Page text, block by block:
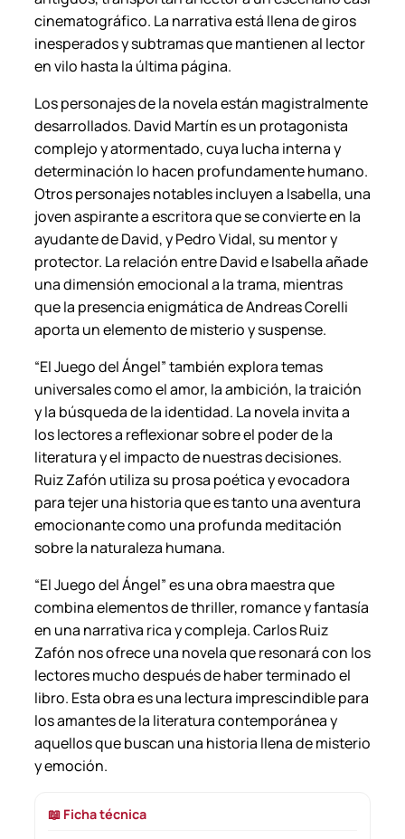
cinematográfico. La narrativa está llena de giros
inesperados y subtramas que mantienen al lector
en vilo hasta la última página.
Los personajes de la novela están magistralmente
desarrollados. David Martín es un protagonista
complejo y atormentado, cuya lucha interna y
determinación lo hacen profundamente humano.
Otros personajes notables incluyen a Isabella, una
joven aspirante a escritora que se convierte en la
ayudante de David, y Pedro Vidal, su mentor y
protector. La relación entre David e Isabella añade
una dimensión emocional a la trama, mientras
que la presencia enigmática de Andreas Corelli
aporta un elemento de misterio y suspense.
“El Juego del Ángel” también explora temas
universales como el amor, la ambición, la traición
y la búsqueda de la identidad. La novela invita a
los lectores a reflexionar sobre el poder de la
literatura y el impacto de nuestras decisiones.
Ruiz Zafón utiliza su prosa poética y evocadora
para tejer una historia que es tanto una aventura
emocionante como una profunda meditación
sobre la naturaleza humana.
“El Juego del Ángel” es una obra maestra que
combina elementos de thriller, romance y fantasía
en una narrativa rica y compleja. Carlos Ruiz
Zafón nos ofrece una novela que resonará con los
lectores mucho después de haber terminado el
libro. Esta obra es una lectura imprescindible para
los amantes de la literatura contemporánea y
aquellos que buscan una historia llena de misterio
y emoción.
📖 Ficha técnica